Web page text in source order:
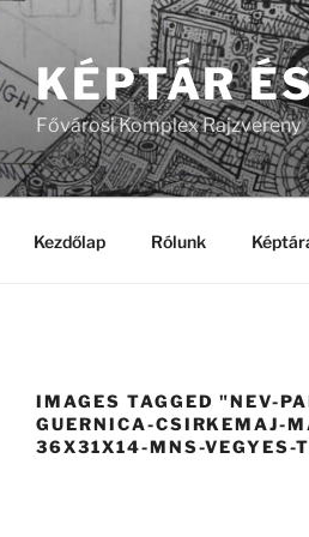
KÉPTÁR
Fővárosi Komplex Rajzvereny
Kezdőlap Rólunk
IMAGES TAGGED "NEV-
GUERNICA-CSIRKEMAJ-
36X31X14-MNS-VEGYES-